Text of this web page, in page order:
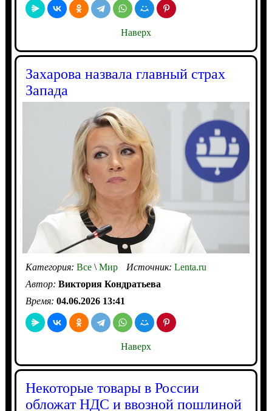
Наверх
Захарова назвала главный страх
Запада
Категория: Все\Мир Источник: Lenta.ru
Автор: Виктория Кондратьева
Время: 04.06.2026 13:41
Наверх
Некоторые товары в России
обложат НДС и ввозной пошлиной